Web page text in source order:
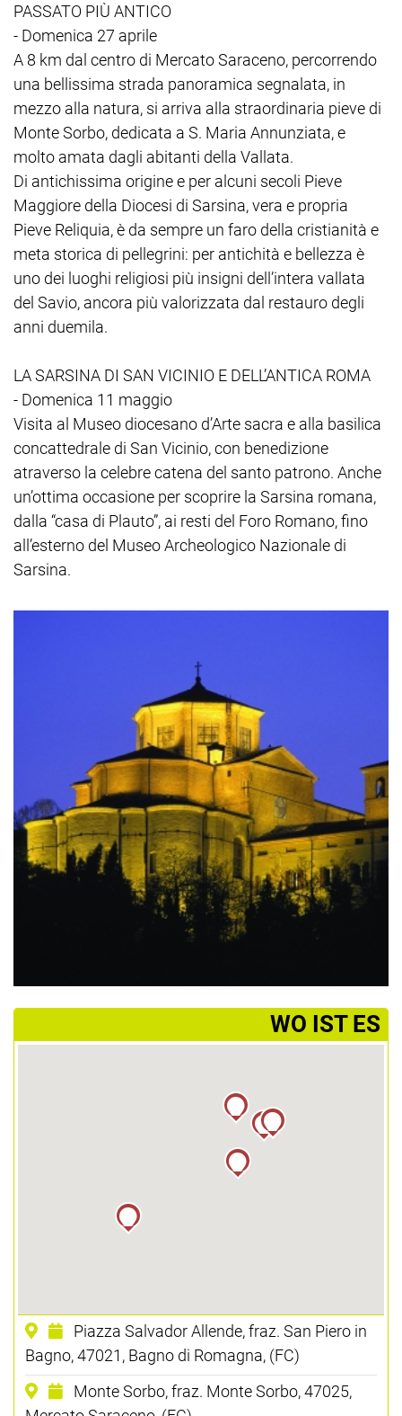
PASSATO PIÙ ANTICO
- Domenica 27 aprile
A 8 km dal centro di Mercato Saraceno, percorrendo
una bellissima strada panoramica segnalata, in
mezzo alla natura, si arriva alla straordinaria pieve di
Monte Sorbo, dedicata a S. Maria Annunziata, e
molto amata dagli abitanti della Vallata.
Di antichissima origine e per alcuni secoli Pieve
Maggiore della Diocesi di Sarsina, vera e propria
Pieve Reliquia, è da sempre un faro della cristianità e
meta storica di pellegrini: per antichità e bellezza è
uno dei luoghi religiosi più insigni dell’intera vallata
del Savio, ancora più valorizzata dal restauro degli
anni duemila.
LA SARSINA DI SAN VICINIO E DELL’ANTICA ROMA
- Domenica 11 maggio
Visita al Museo diocesano d’Arte sacra e alla basilica
concattedrale di San Vicinio, con benedizione
atraverso la celebre catena del santo patrono. Anche
un’ottima occasione per scoprire la Sarsina romana,
dalla “casa di Plauto”, ai resti del Foro Romano, fino
all’esterno del Museo Archeologico Nazionale di
Sarsina.
­WO IST ES
Piazza Salvador Allende, fraz. San Piero in
Bagno, 47021, Bagno di Romagna, (FC)
Monte Sorbo, fraz. Monte Sorbo, 47025,